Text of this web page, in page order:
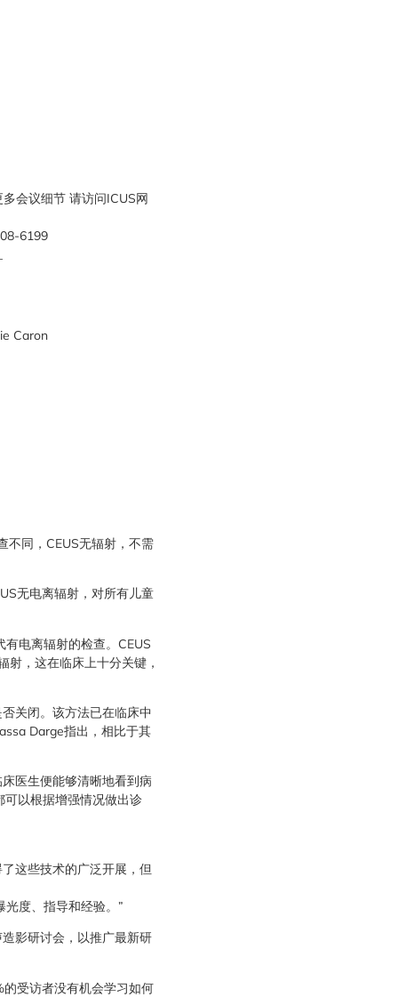
会议细节 请访问ICUS网
6199
Caron
不同，CEUS无辐射，不需
无电离辐射，对所有儿童
电离辐射的检查。CEUS
射，这在临床上十分关键，
关闭。该方法已在临床中
Darge指出，相比于其
医生便能够清晰地看到病
以根据增强情况做出诊
这些技术的广泛开展，但
度、指导和经验。”
影研讨会，以推广最新研
受访者没有机会学习如何